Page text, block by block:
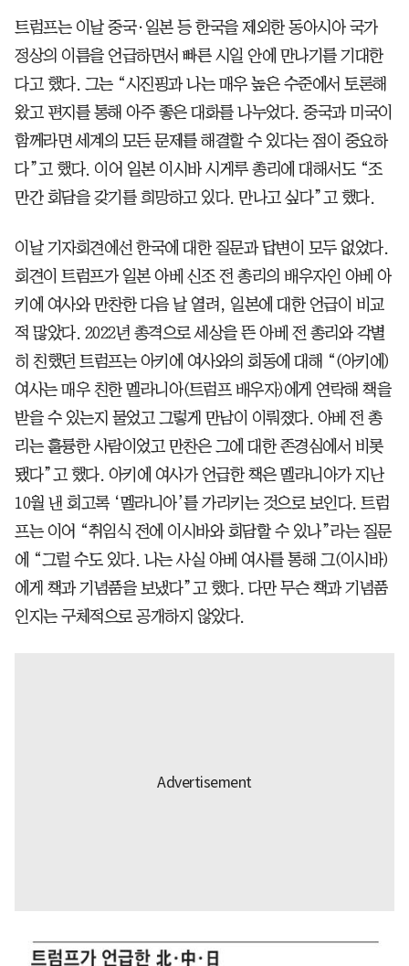
트럼프는 이날 중국·일본 등 한국을 제외한 동아시아 국가
정상의 이름을 언급하면서 빠른 시일 안에 만나기를 기대한
다고 했다. 그는 “시진핑과 나는 매우 높은 수준에서 토론해
왔고 편지를 통해 아주 좋은 대화를 나누었다. 중국과 미국이
함께라면 세계의 모든 문제를 해결할 수 있다는 점이 중요하
다”고 했다. 이어 일본 이시바 시게루 총리에 대해서도 “조
만간 회담을 갖기를 희망하고 있다. 만나고 싶다”고 했다.
이날 기자회견에선 한국에 대한 질문과 답변이 모두 없었다.
회견이 트럼프가 일본 아베 신조 전 총리의 배우자인 아베 아
키에 여사와 만찬한 다음 날 열려, 일본에 대한 언급이 비교
적 많았다. 2022년 총격으로 세상을 뜬 아베 전 총리와 각별
히 친했던 트럼프는 아키에 여사와의 회동에 대해 “(아키에)
여사는 매우 친한 멜라니아(트럼프 배우자)에게 연락해 책을
받을 수 있는지 물었고 그렇게 만남이 이뤄졌다. 아베 전 총
리는 훌륭한 사람이었고 만찬은 그에 대한 존경심에서 비롯
됐다”고 했다. 아키에 여사가 언급한 책은 멜라니아가 지난
10월 낸 회고록 ‘멜라니아’를 가리키는 것으로 보인다. 트럼
프는 이어 “취임식 전에 이시바와 회담할 수 있나”라는 질문
에 “그럴 수도 있다. 나는 사실 아베 여사를 통해 그(이시바)
에게 책과 기념품을 보냈다”고 했다. 다만 무슨 책과 기념품
인지는 구체적으로 공개하지 않았다.